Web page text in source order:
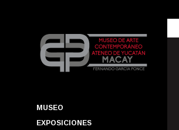
MUSEO
EXPOSICIONES